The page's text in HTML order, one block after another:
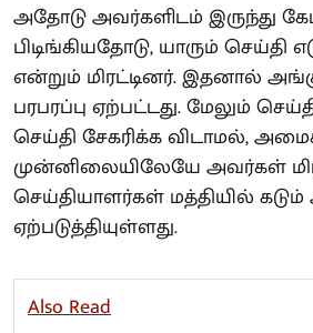
அதோடு அவர்களிடம் இருந்து
பிடிங்கியதோடு, யாரும் செய்தி
என்றும் மிரட்டினர். இதனால் அங்கு
பரபரப்பு ஏற்பட்டது. மேலும்
செய்தி சேகரிக்க விடாமல்,
முன்னிலையிலேயே அவர்கள்
செய்தியாளர்கள் மத்தியில் கடும்
ஏற்படுத்தியுள்ளது.
Also Read